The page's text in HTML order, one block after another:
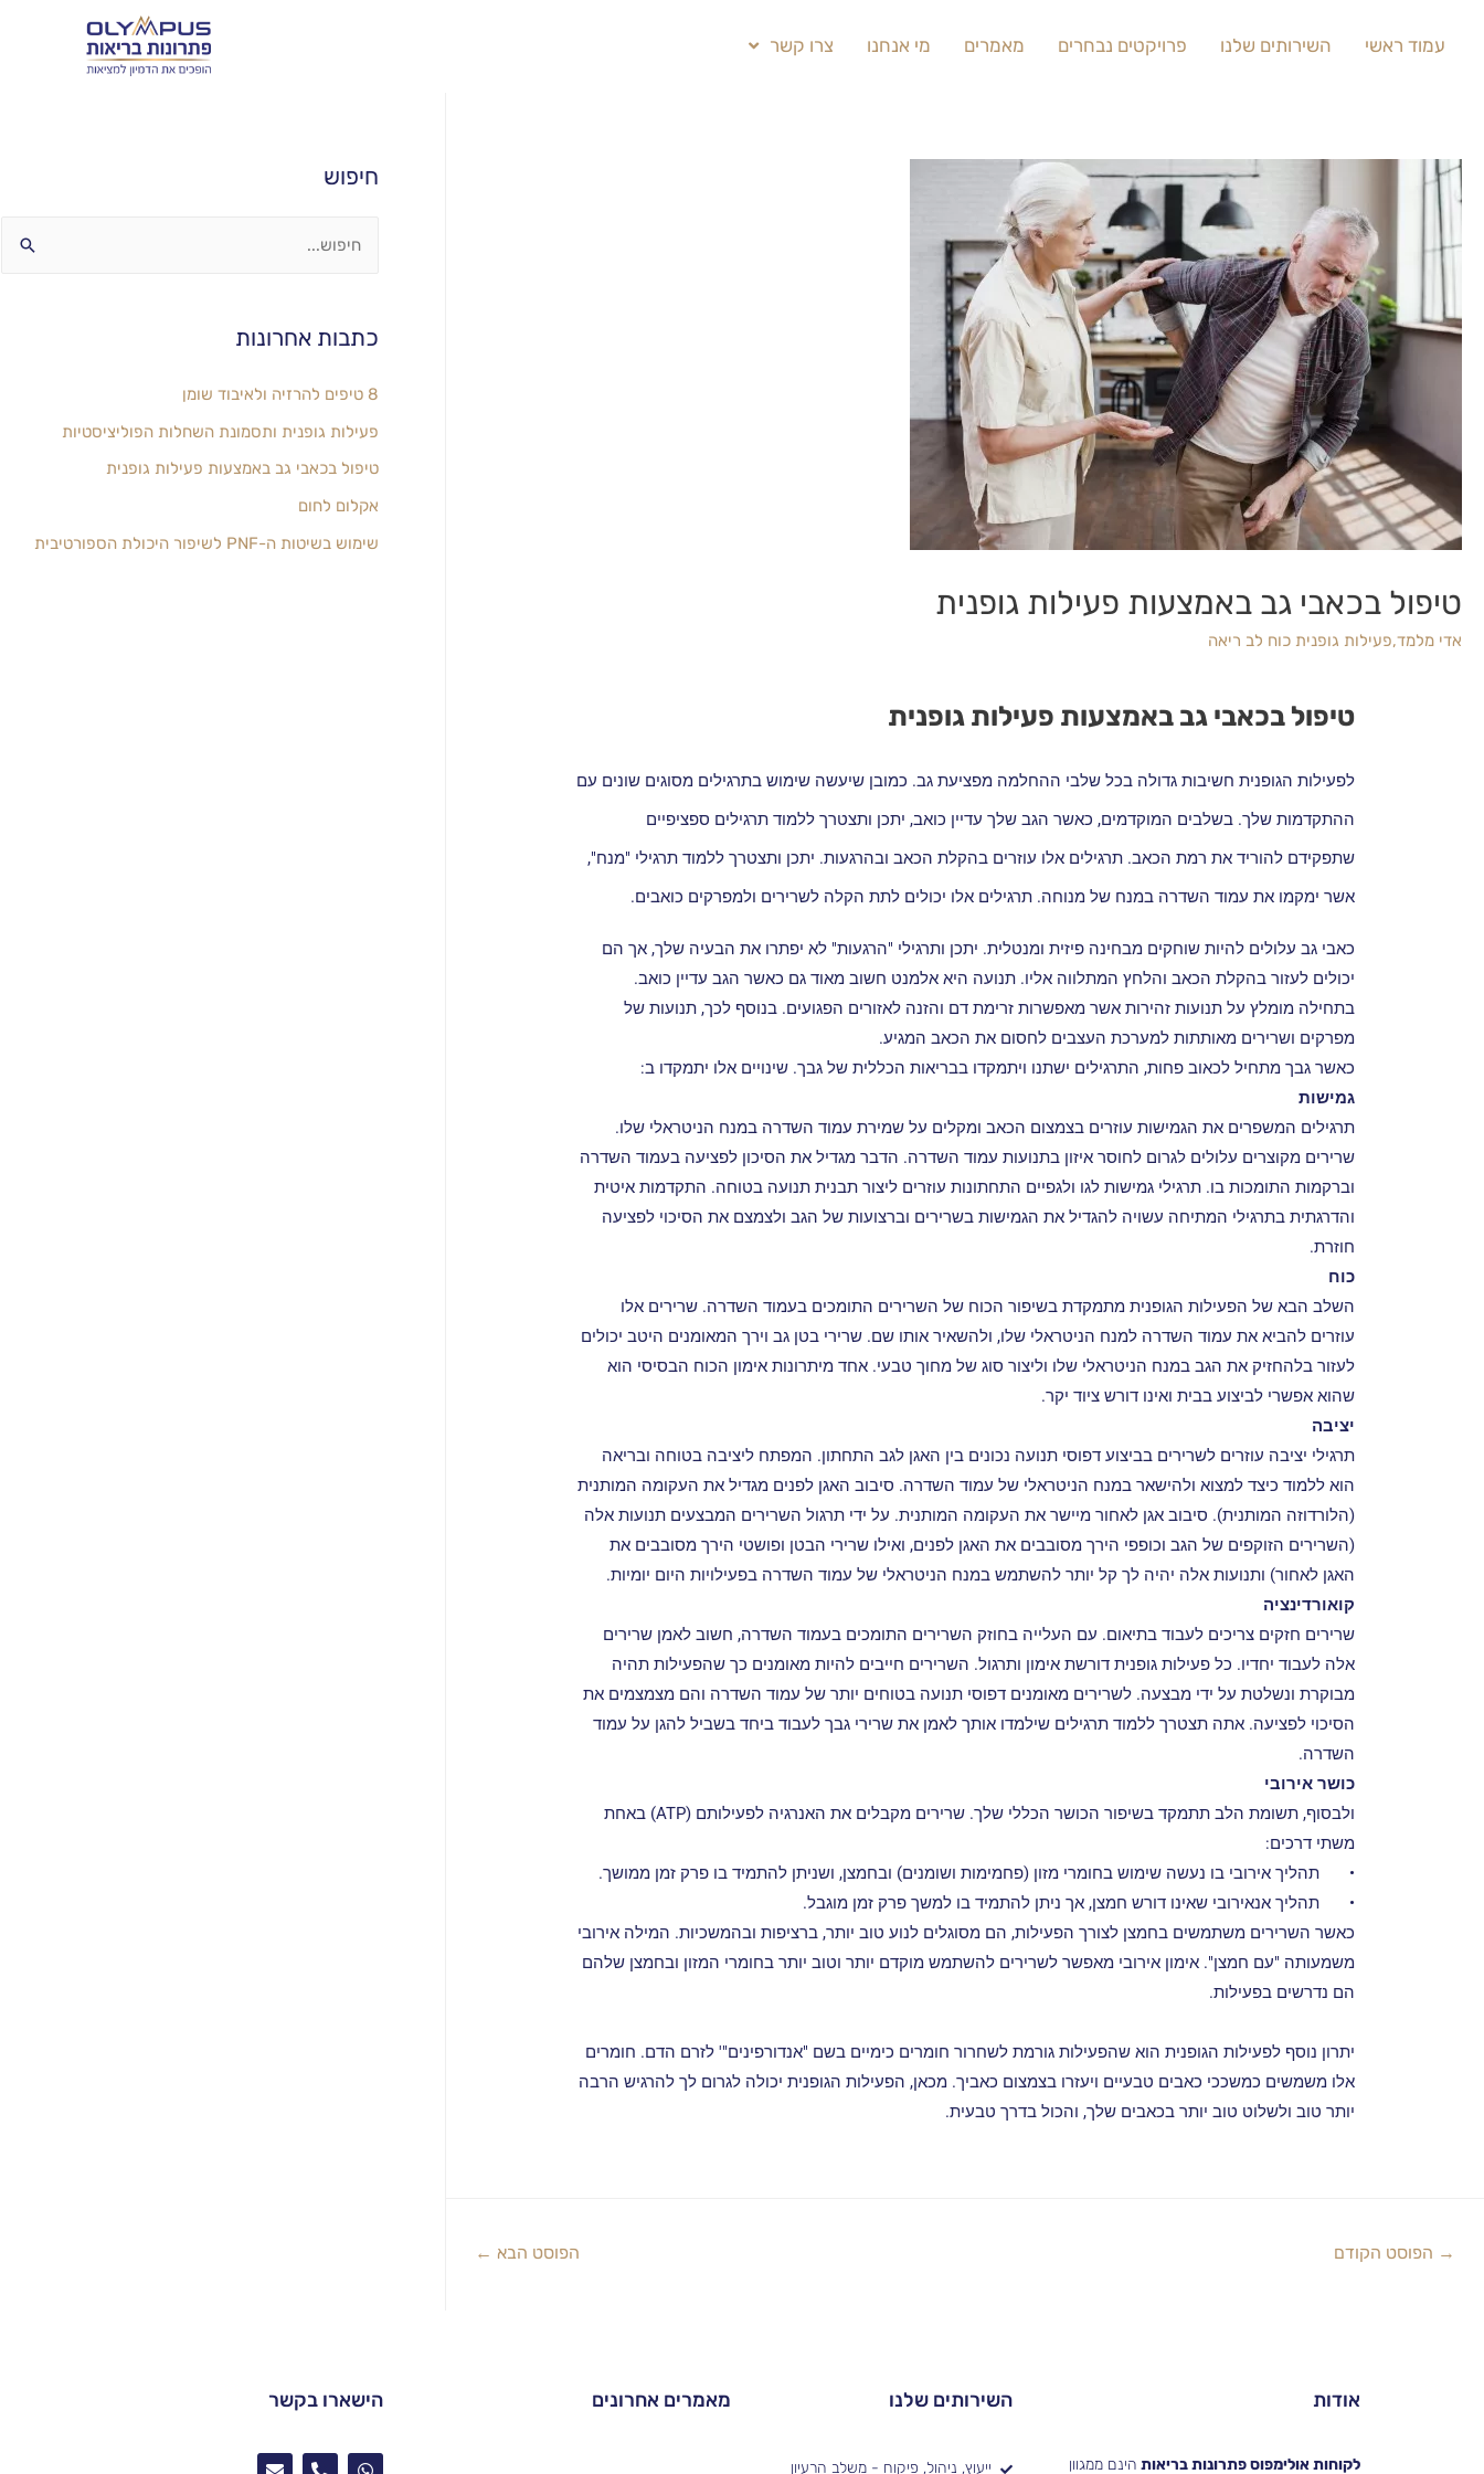
צרו קשר מי אנחנו מאמרים פרויקטים נבחרים השירותים שלנו עמוד ראשי
טיפול בכאבי גב באמצעות פעילות גופנית
אדי מלמד,פעילות גופנית כוח לב ריאה
טיפול בכאבי גב באמצעות פעילות גופנית
לפעילות הגופנית חשיבות גדולה בכל שלבי ההחלמה מפציעת גב. כמובן שיעשה שימוש בתרגילים מסוגים שונים עם
ההתקדמות שלך. בשלבים המוקדמים, כאשר הגב שלך עדיין כואב, יתכן ותצטרך ללמוד תרגילים ספציפיים
שתפקידם להוריד את רמת הכאב. תרגילים אלו עוזרים בהקלת הכאב ובהרגעות. יתכן ותצטרך ללמוד תרגילי "מנח",
אשר ימקמו את עמוד השדרה במנח של מנוחה. תרגילים אלו יכולים לתת הקלה לשרירים ולמפרקים כואבים.
כאבי גב עלולים להיות שוחקים מבחינה פיזית ומנטלית. יתכן ותרגילי "הרגעות" לא יפתרו את הבעיה שלך, אך הם
יכולים לעזור בהקלת הכאב והלחץ המתלווה אליו. תנועה היא אלמנט חשוב מאוד גם כאשר הגב עדיין כואב.
בתחילה מומלץ על תנועות זהירות אשר מאפשרות זרימת דם והזנה לאזורים הפגועים. בנוסף לכך, תנועות של
מפרקים ושרירים מאותתות למערכת העצבים לחסום את הכאב המגיע.
כאשר גבך מתחיל לכאוב פחות, התרגילים ישתנו ויתמקדו בבריאות הכללית של גבך. שינויים אלו יתמקדו ב:
גמישות
תרגילים המשפרים את הגמישות עוזרים בצמצום הכאב ומקלים על שמירת עמוד השדרה במנח הניטראלי שלו.
שרירים מקוצרים עלולים לגרום לחוסר איזון בתנועות עמוד השדרה. הדבר מגדיל את הסיכון לפציעה בעמוד השדרה
וברקמות התומכות בו. תרגילי גמישות לגו ולגפיים התחתונות עוזרים ליצור תבנית תנועה בטוחה. התקדמות איטית
והדרגתית בתרגילי המתיחה עשויה להגדיל את הגמישות בשרירים וברצועות של הגב ולצמצם את הסיכוי לפציעה
חוזרת.
כוח
השלב הבא של הפעילות הגופנית מתמקדת בשיפור הכוח של השרירים התומכים בעמוד השדרה. שרירים אלו
עוזרים להביא את עמוד השדרה למנח הניטראלי שלו, ולהשאיר אותו שם. שרירי בטן גב וירך המאומנים היטב יכולים
לעזור בלהחזיק את הגב במנח הניטראלי שלו וליצור סוג של מחוך טבעי. אחד מיתרונות אימון הכוח הבסיסי הוא
שהוא אפשרי לביצוע בבית ואינו דורש ציוד יקר.
יציבה
תרגילי יציבה עוזרים לשרירים בביצוע דפוסי תנועה נכונים בין האגן לגב התחתון. המפתח ליציבה בטוחה ובריאה
הוא ללמוד כיצד למצוא ולהישאר במנח הניטראלי של עמוד השדרה. סיבוב האגן לפנים מגדיל את העקומה המותנית
(הלורדוזה המותנית). סיבוב אגן לאחור מיישר את העקומה המותנית. על ידי תרגול השרירים המבצעים תנועות אלה
(השרירים הזוקפים של הגב וכופפי הירך מסובבים את האגן לפנים, ואילו שרירי הבטן ופושטי הירך מסובבים את
האגן לאחור) ותנועות אלה יהיה לך קל יותר להשתמש במנח הניטראלי של עמוד השדרה בפעילויות היום יומיות.
קואורדינציה
שרירים חזקים צריכים לעבוד בתיאום. עם העלייה בחוזק השרירים התומכים בעמוד השדרה, חשוב לאמן שרירים
אלה לעבוד יחדיו. כל פעילות גופנית דורשת אימון ותרגול. השרירים חייבים להיות מאומנים כך שהפעילות תהיה
מבוקרת ונשלטת על ידי מבצעה. לשרירים מאומנים דפוסי תנועה בטוחים יותר של עמוד השדרה והם מצמצמים את
הסיכוי לפציעה. אתה תצטרך ללמוד תרגילים שילמדו אותך לאמן את שרירי גבך לעבוד ביחד בשביל להגן על עמוד
השדרה.
כושר אירובי
ולבסוף, תשומת הלב תתמקד בשיפור הכושר הכללי שלך. שרירים מקבלים את האנרגיה לפעילותם (ATP) באחת
משתי דרכים:
•
תהליך אירובי בו נעשה שימוש בחומרי מזון (פחמימות ושומנים) ובחמצן, ושניתן להתמיד בו פרק זמן ממושך.
•
תהליך אנאירובי שאינו דורש חמצן, אך ניתן להתמיד בו למשך פרק זמן מוגבל.
כאשר השרירים משתמשים בחמצן לצורך הפעילות, הם מסוגלים לנוע טוב יותר, ברציפות ובהמשכיות. המילה אירובי
משמעותה "עם חמצן". אימון אירובי מאפשר לשרירים להשתמש מוקדם יותר וטוב יותר בחומרי המזון ובחמצן שלהם
הם נדרשים בפעילות.
יתרון נוסף לפעילות הגופנית הוא שהפעילות גורמת לשחרור חומרים כימיים בשם "אנדורפינים"' לזרם הדם. חומרים
אלו משמשים כמשככי כאבים טבעיים ויעזרו בצמצום כאביך. מכאן, הפעילות הגופנית יכולה לגרום לך להרגיש הרבה
יותר טוב ולשלוט טוב יותר בכאבים שלך, והכול בדרך טבעית.
→ הפוסט הקודם הפוסט הבא ←
חיפוש
כתבות אחרונות
8 טיפים להרזיה ולאיבוד שומן
פעילות גופנית ותסמונת השחלות הפוליציסטיות
טיפול בכאבי גב באמצעות פעילות גופנית
אקלום לחום
שימוש בשיטות ה-PNF לשיפור היכולת הספורטיבית
אודות
לקוחות אולימפוס פתרונות בריאות הינם ממגוון
השירותים שלנו
ייעוץ, ניהול, פיקוח - משלב הרעיון
מאמרים אחרונים הישארו בקשר